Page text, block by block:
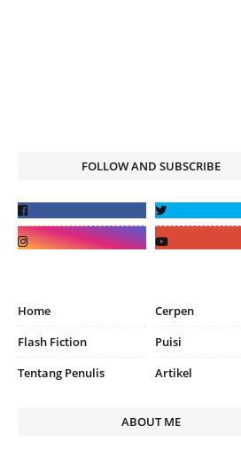
FOLLOW AND SUBSCRIBE
Home
Cerpen
Flash Fiction
Puisi
Tentang Penulis
Artikel
ABOUT ME